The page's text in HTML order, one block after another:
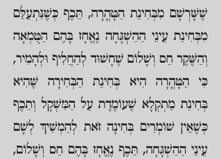
שֶׁשָּׁרְשָׁם מִבְּחִינַת הַטָּהֳרָה, תֵּכֶף כְּשֶׁנִּתְעַלֵּם
מִבְּחִינַת עֵינֵי הַהַשְׁגָּחָה נֶאֱחָז בָּהֶם הַטֻּמְאָה
וְהַשֶּׁקֶר חַס וְשָׁלוֹם שֶׁחָשׁוּד לְהַחֲלִיף וּלְהָמִיר,
כִּי הַטָּהֳרָה הִיא בְּחִינַת הַבְּחִירָה שֶׁהִיא
בְּחִינַת מַתְקְלָא שֶׁעוֹמֶדֶת עַל הַמִּשְׁקָל וְתֵכֶף
כְּשֶׁאֵין שׁוֹמְרִים בְּחִינָה זֹאת לְהַמְשִׁיךְ לְשָׁם
עֵינֵי הַהַשְׁגָּחָה, תֵּכֶף נֶאֱחָז בָּהֶם חַס וְשָׁלוֹם,